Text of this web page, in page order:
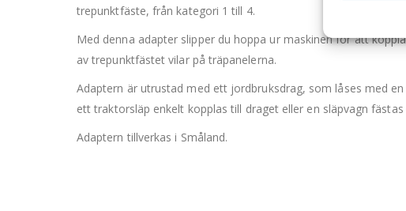
trepunktfäste, från kategori 1 till 4.
Med denna adapter slipper du hoppa ur maskinen för att
av trepunktfästet vilar på träpanelerna.
Adaptern är utrustad med ett jordbruksdrag, som låses med
ett traktorsläp enkelt kopplas till draget eller en släpvagn
Adaptern tillverkas i Småland.